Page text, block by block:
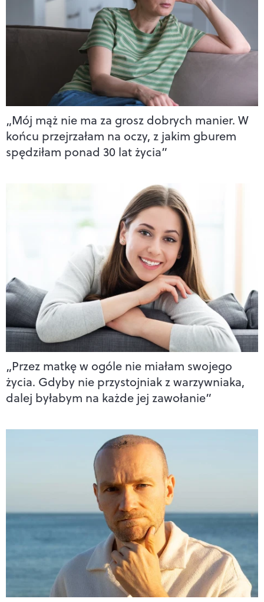
„Mój mąż nie ma za grosz dobrych manier. W
końcu przejrzałam na oczy, z jakim gburem
spędziłam ponad 30 lat życia”
„Przez matkę w ogóle nie miałam swojego
życia. Gdyby nie przystojniak z warzywniaka,
dalej byłabym na każde jej zawołanie”